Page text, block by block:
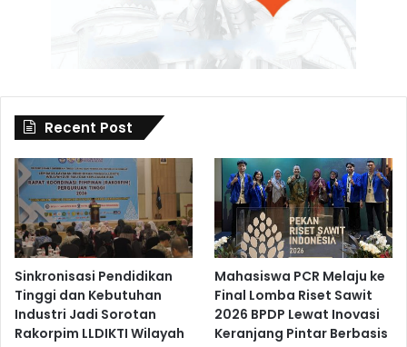
Recent Post
Sinkronisasi Pendidikan
Tinggi dan Kebutuhan
Industri Jadi Sorotan
Rakorpim LLDIKTI Wilayah
Mahasiswa PCR Melaju ke
Final Lomba Riset Sawit
2026 BPDP Lewat Inovasi
Keranjang Pintar Berbasis